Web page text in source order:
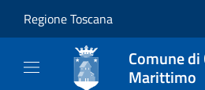
Regione Toscana
Comune di
Marittimo